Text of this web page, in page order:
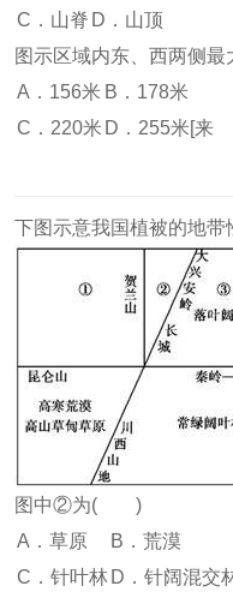
C．山脊 D．山顶
图示区域内东、西两
A．156米 B．178米
C．220米 D．255米[来
下图示意我国植被的地带
图中②为( )
A．草原
B．荒漠
C．针叶林 D．针阔混交